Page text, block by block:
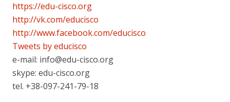
https://edu-cisco.org
http://vk.com/educisco
http://www.facebook.com/educisco
Tweets by educisco
e-mail: info@edu-cisco.org
skype: edu-cisco.org
tel. +38-097-241-79-18